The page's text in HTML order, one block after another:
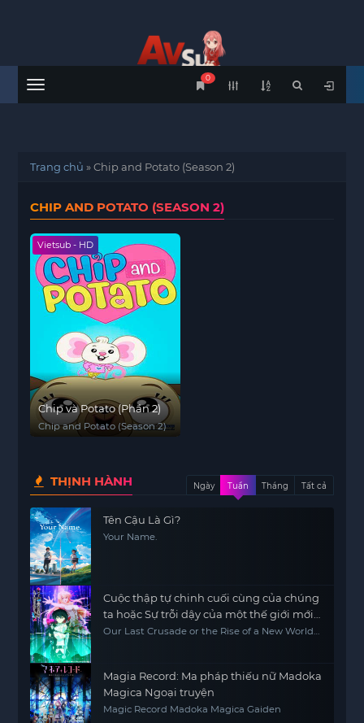
Menu
0
Trang chủ »Chip and Potato (Season 2)
CHIP AND POTATO (SEASON 2)
Vietsub - HD
Chip và Potato (Phần 2)
Chip and Potato (Season 2)
THỊNH HÀNH Ngày Tuần Tháng Tất cả
Tên Cậu Là Gì?
Your Name.
Cuộc thập tự chinh cuối cùng của chúng
ta hoặc Sự trỗi dậy của một thế giới mới
Phần 2
Our Last Crusade or the Rise of a New World
Magia Record: Ma pháp thiếu nữ Madoka
Magica Ngoại truyện
Magic Record Madoka Magica Gaiden